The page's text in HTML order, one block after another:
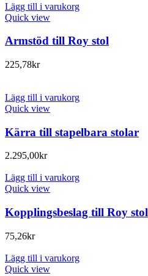
Lägg till i varukorg
Quick view
Armstöd till Roy stol
225,78kr
Lägg till i varukorg
Quick view
Kärra till stapelbara stolar
2.295,00kr
Lägg till i varukorg
Quick view
Kopplingsbeslag till Roy stol
75,26kr
Lägg till i varukorg
Quick view